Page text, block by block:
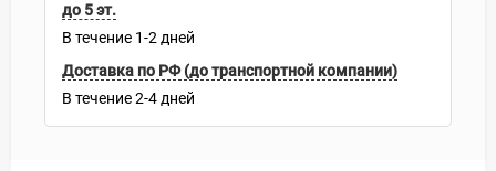
до 5 эт.
В течение 1-2 дней
Доставка по РФ (до транспортной компании)
В течение2-4 дней